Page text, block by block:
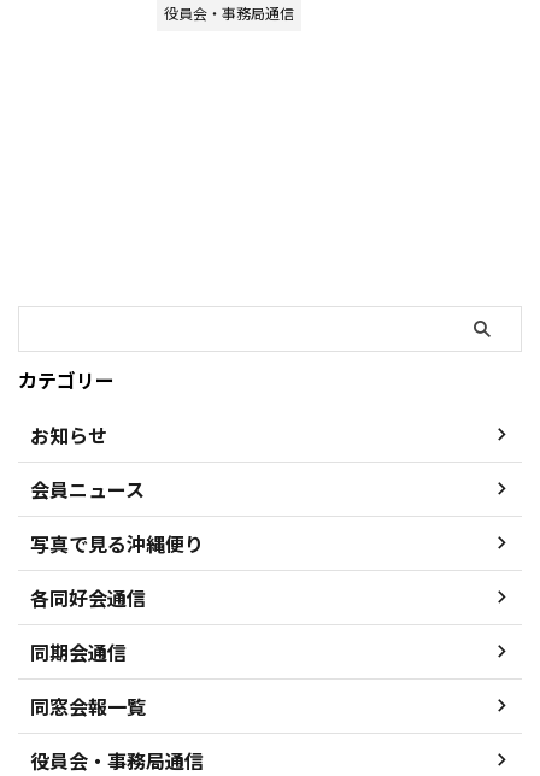
役員会・事務局通信
カテゴリー
お知らせ
会員ニュース
写真で見る沖縄便り
各同好会通信
同期会通信
同窓会報一覧
役員会・事務局通信